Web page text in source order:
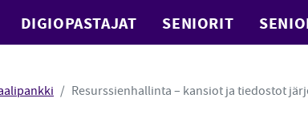
DIGIOPASTAJAT SENIORIT
Resurssienhallinta – kansiot ja tiedostot